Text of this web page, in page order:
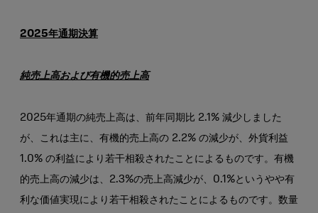
2025年通期決算
純売上高および有機的売上高
2025年通期の純売上高は、前年同期比 2.1% 減少しました
が、これは主に、有機的売上高の 2.2% の減少が、外貨利益
1.0% の利益により若干相殺されたことによるものです。有機
的売上高の減少は、2.3%の売上高減少が、0.1%というやや有
利な価値実現により若干相殺されたことによるものです。数量